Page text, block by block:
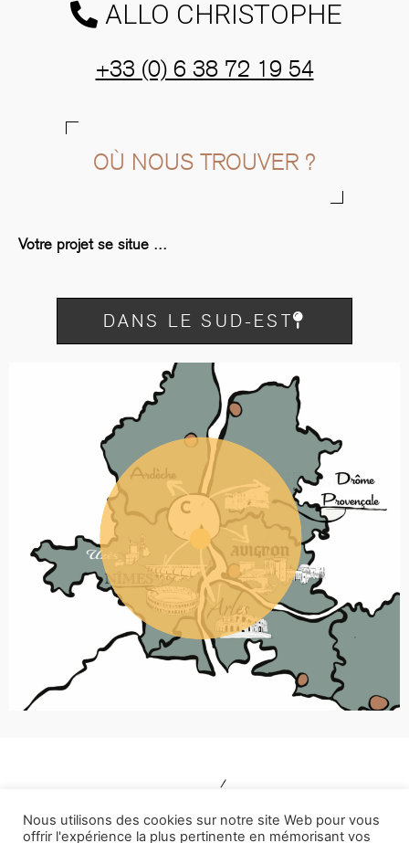
ALLO CHRISTOPHE
+33 (0) 6 38 72 19 54
OÙ NOUS TROUVER ?
Votre projet se situe ...
DANS LE SUD-EST
Nous utilisons des cookies sur notre site Web pour vous
offrir l'expérience la plus pertinente en mémorisant vos